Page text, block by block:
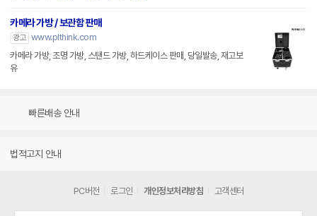
카메라 가방 / 보관함 판매
광고
www.plthink.com
카메라 가방, 조명 가방, 스탠드 가방, 하드케이스 판매, 당일발송, 재고보
유
빠른배송 안내
법적고지 안내
PC버전 로그인 개인정보처리방침 고객센터